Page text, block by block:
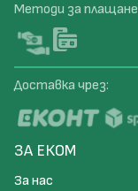
Методи за плащане
Доставка чрез:
ЗА ЕКОМ
За нас